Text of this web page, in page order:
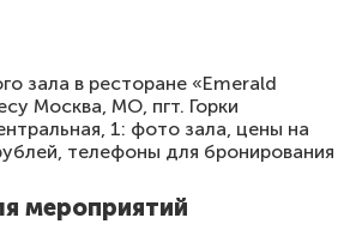
зала в ресторане «Emerald
Москва, МО, пгт. Горки
1: фото зала, цены на
телефоны для бронирования
мероприятий